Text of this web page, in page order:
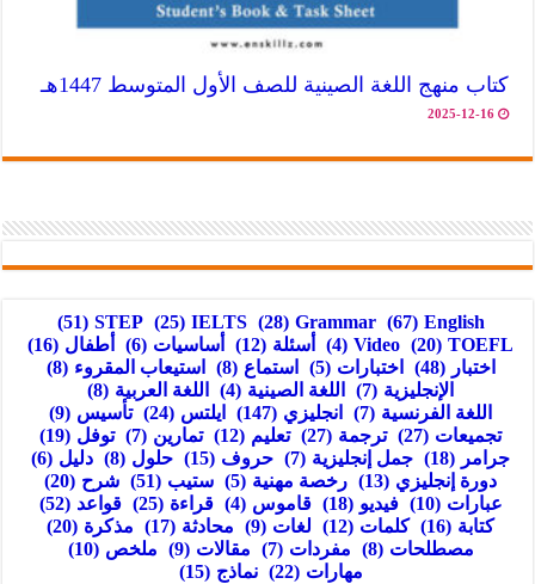
كتاب منهج اللغة الصينية للصف الأول المتوسط 1447هـ
2025-12-16
English
(67)
Grammar
(28)
IELTS
(25)
STEP
(51)
TOEFL
(20)
Video
(4) أسئلة (12) أساسيات (6) أطفال (16)
اختبار
(48) اختبارات (5) استماع (8) استيعاب المقروء (8)
الإنجليزية (7) اللغة الصينية (4) اللغة العربية (8)
اللغة الفرنسية (7) انجليزي (147) ايلتس (24) تأسيس (9)
تجميعات (27) ترجمة (27) تعليم (12) تمارين (7) توفل (19)
جرامر (18) جمل إنجليزية (7) حروف (15) حلول (8) دليل (6)
دورة إنجليزي (13) رخصة مهنية (5) ستيب (51) شرح (20)
عبارات (10) فيديو (18) قاموس (4) قراءة (25) قواعد (52)
كتابة (16) كلمات (12) لغات (9) محادثة (17) مذكرة (20)
مصطلحات (8) مفردات (7) مقالات (9) ملخص (10)
مهارات (22) نماذج (15)